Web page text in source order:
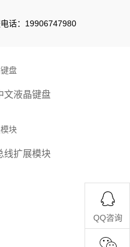
话：19906747980
文液晶键盘
线扩展模块
QQ咨询